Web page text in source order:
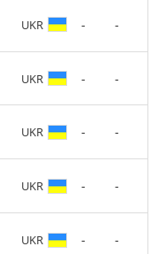
UKR - -
UKR - -
UKR - -
UKR - -
UKR - -